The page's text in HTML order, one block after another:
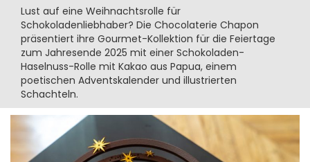
Lust auf eine Weihnachtsrolle für
Schokoladenliebhaber? Die Chocolaterie Chapon
präsentiert ihre Gourmet-Kollektion für die Feiertage
zum Jahresende 2025 mit einer Schokoladen-
Haselnuss-Rolle mit Kakao aus Papua, einem
poetischen Adventskalender und illustrierten
Schachteln.